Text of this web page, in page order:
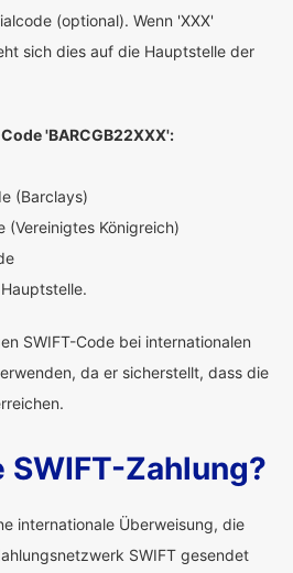
(optional). Wenn 'XXX'
sich dies auf die Hauptstelle der
'BARCGB22XXX':
(Barclays)
(Vereinigtes Königreich)
SWIFT-Code bei internationalen
da er sicherstellt, dass die
SWIFT-Zahlung?
internationale Überweisung, die
SWIFT gesendet